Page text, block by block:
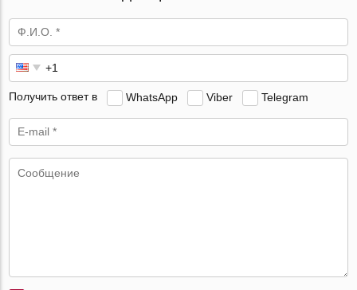
Получить ответ в WhatsApp Viber Telegram